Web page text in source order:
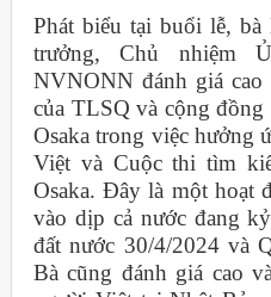
Phát biểu tại buổi lễ,
trưởng, Chủ nhiệm
NVNONN đánh giá
của TLSQ và cộng
Osaka trong việc hưởng
Việt và Cuộc thi tìm
Osaka. Đây là một hoạt
vào dịp cả nước đang
đất nước 30/4/2024 và
Bà cũng đánh giá cao